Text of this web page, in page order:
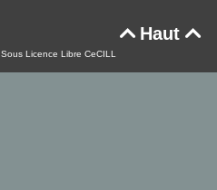
Haut 
Sous Licence Libre CeCILL